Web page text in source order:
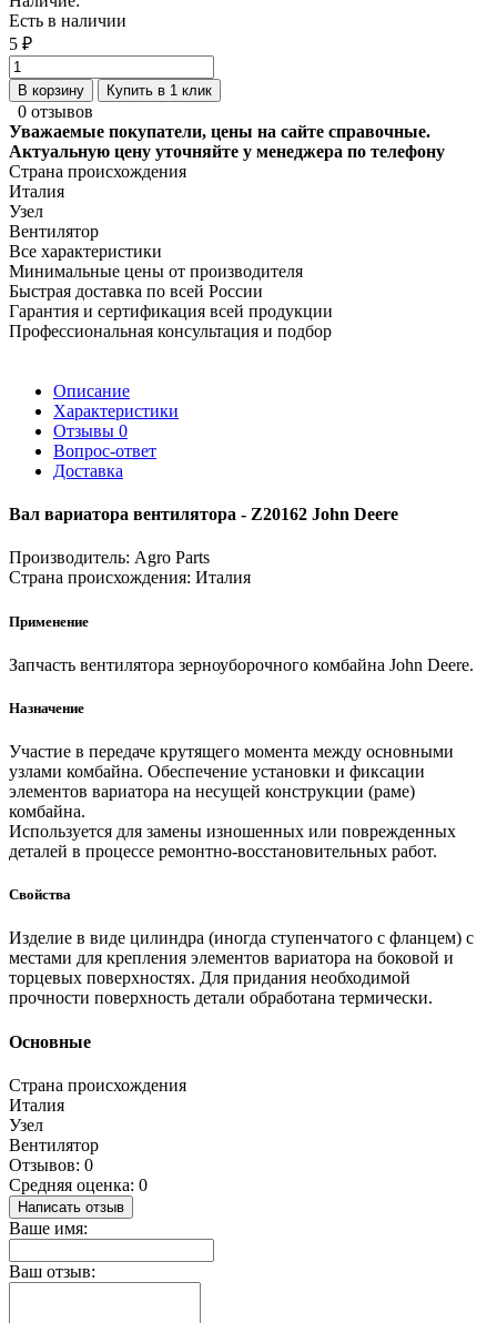
Есть в наличии
5 ₽
В корзину Купить в 1 клик
0 отзывов
Уважаемые покупатели, цены на сайте справочные.
Актуальную цену уточняйте у менеджера по телефону
Страна происхождения
Италия
Узел
Вентилятор
Все характеристики
Минимальные цены от производителя
Быстрая доставка по всей России
Гарантия и сертификация всей продукции
Профессиональная консультация и подбор
Описание
Характеристики
Отзывы 0
Вопрос-ответ
Доставка
Вал вариатора вентилятора - Z20162 John Deere
Производитель: Agro Parts
Страна происхождения: Италия
Применение
Запчасть вентилятора зерноуборочного комбайна John Deere.
Назначение
Участие в передаче крутящего момента между основными
узлами комбайна. Обеспечение установки и фиксации
элементов вариатора на несущей конструкции (раме)
комбайна.
Используется для замены изношенных или поврежденных
деталей в процессе ремонтно-восстановительных работ.
Свойства
Изделие в виде цилиндра (иногда ступенчатого с фланцем) с
местами для крепления элементов вариатора на боковой и
торцевых поверхностях. Для придания необходимой
прочности поверхность детали обработана термически.
Основные
Страна происхождения
Италия
Узел
Вентилятор
Отзывов: 0
Средняя оценка: 0
Написать отзыв
Ваше имя:
Ваш отзыв: